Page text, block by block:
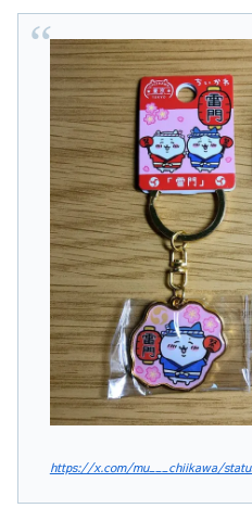
https://x.com/mu___chiikawa/